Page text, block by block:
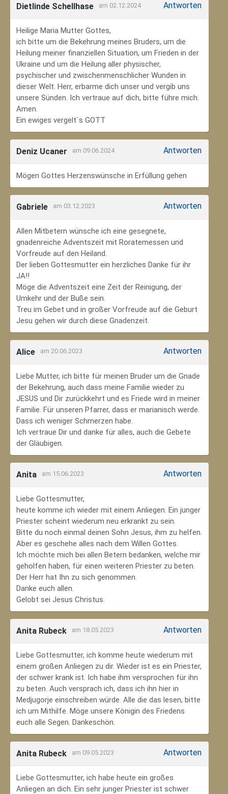
Dietlinde Schellhase am 02.12.2024 Antworten
Heilige Maria Mutter Gottes,
ich bitte um die Bekehrung meines Bruders, um die
Heilung meiner finanziellen Situation, um Frieden in der
Ukraine und um die Heilung aller physischer,
psychischer und zwischenmenschlicher Wunden in
dieser Welt. Herr, erbarme dich unser und vergib uns
unsere Sünden. Ich vertraue auf dich, bitte führe mich.
Amen.
Ein ewiges vergelt`s GOTT
Deniz Ucaner am 09.06.2024 Antworten
Mögen Gottes Herzenswünsche in Erfüllung gehen
Gabriele am 03.12.2023 Antworten
Allen Mitbetern wünsche ich eine gesegnete,
gnadenreiche Adventszeit mit Roratemessen und
Vorfreude auf den Heiland.
Der lieben Gottesmutter ein herzliches Danke für ihr
JA!!
Möge die Adventszeit eine Zeit der Reinigung, der
Umkehr und der Buße sein.
Treu im Gebet und in großer Vorfreude auf die Geburt
Jesu gehen wir durch diese Gnadenzeit.
Alice am 20.06.2023 Antworten
Liebe Mutter, ich bitte für meinen Bruder um die Gnade
der Bekehrung, auch dass meine Familie wieder zu
JESUS und Dir zurückkehrt und es Friede wird in meiner
Familie. Für unseren Pfarrer, dass er marianisch werde.
Dass ich weniger Schmerzen habe.
Ich vertraue Dir und danke für alles, auch die Gebete
der Gläubigen.
Anita am 15.06.2023 Antworten
Liebe Gottesmutter,
heute komme ich wieder mit einem Anliegen. Ein junger
Priester scheint wiederum neu erkrankt zu sein.
Bitte du noch einmal deinen Sohn Jesus, ihm zu helfen.
Aber es geschehe alles nach dem Willen Gottes.
Ich möchte mich bei allen Betern bedanken, welche mir
geholfen haben, für einen weiteren Priester zu beten.
Der Herr hat Ihn zu sich genommen.
Danke euch allen.
Gelobt sei Jesus Christus.
Anita Rubeck am 18.05.2023 Antworten
Liebe Gottesmutter, ich komme heute wiederum mit
einem großen Anliegen zu dir. Wieder ist es ein Priester,
der schwer krank ist. Ich habe ihm versprochen für ihn
zu beten. Auch versprach ich, dass ich ihn hier in
Medjugorje einschreiben würde. Alle die das lesen, bitte
ich um Mithilfe. Möge unsere Königin des Friedens
euch alle Segen. Dankeschön.
Anita Rubeck am 09.05.2023 Antworten
Liebe Gottesmutter, ich habe heute ein großes
Anliegen an dich. Ein sehr junger Priester ist schwer